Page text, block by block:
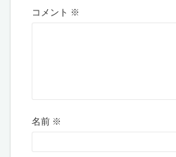
コメント ※
名前 ※